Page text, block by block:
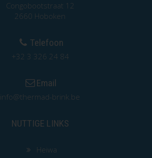
Congobootstraat 12
2660 Hoboken
Telefoon
+32 3 326 24 84
Email
info@thermad-brink.be
NUTTIGE LINKS
Heiwa